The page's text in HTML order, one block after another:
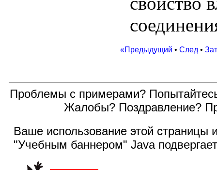
«Предыдущий • След •
Проблемы с примерами?
Жалобы? Поздравление?
Ваше использование этой страницы
"Учебным баннером" Java